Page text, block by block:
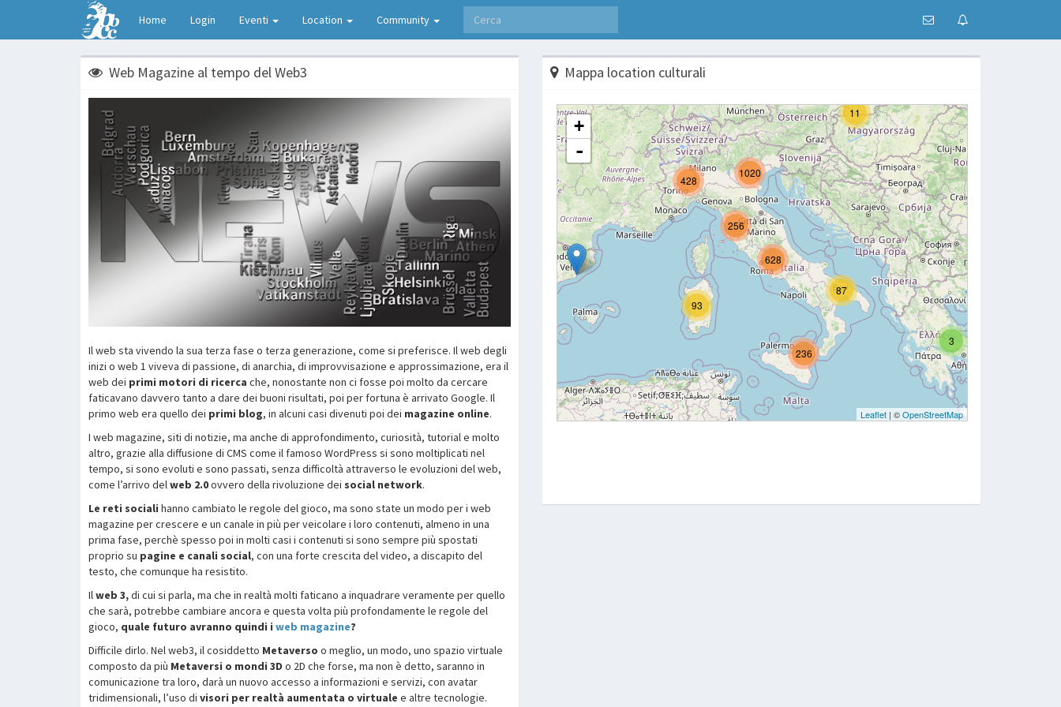
Home Login Eventi Location Community
Web Magazine al tempo del Web3
Il web sta vivendo la sua terza fase o terza generazione, come si preferisce. Il web degli
inizi o web 1 viveva di passione, di anarchia, di improvvisazione e approssimazione, era il
web dei primi motori di ricerca che, nonostante non ci fosse poi molto da cercare
faticavano davvero tanto a dare dei buoni risultati, poi per fortuna è arrivato Google. Il
primo web era quello dei primi blog, in alcuni casi divenuti poi dei magazine online.
I web magazine, siti di notizie, ma anche di approfondimento, curiosità, tutorial e molto
altro, grazie alla diffusione di CMS come il famoso WordPress si sono moltiplicati nel
tempo, si sono evoluti e sono passati, senza difficoltà attraverso le evoluzioni del web,
come l’arrivo delweb 2.0ovvero della rivoluzione dei social network.
Le reti sociali hanno cambiato le regole del gioco, ma sono state un modo per i web
magazine per crescere e un canale in più per veicolare i loro contenuti, almeno in una
prima fase, perchè spesso poi in molti casi i contenuti si sono sempre più spostati
proprio su pagine e canali social, con una forte crescita del video, a discapito del
testo, che comunque ha resistito.
Ilweb 3,di cui si parla, ma che in realtà molti faticano a inquadrare veramente per quello
che sarà, potrebbe cambiare ancora e questa volta più profondamente le regole del
gioco, quale futuro avranno quindi i web magazine?
Difficile dirlo. Nel web3, il cosiddetto Metaverso o meglio, un modo, uno spazio virtuale
composto da più Metaversi o mondi 3D o 2D che forse, ma non è detto, saranno in
comunicazione tra loro, darà un nuovo accesso a informazioni e servizi, con avatar
tridimensionali, l’uso di visori per realtà aumentata o virtuale e altre tecnologie.
Mappa location culturali